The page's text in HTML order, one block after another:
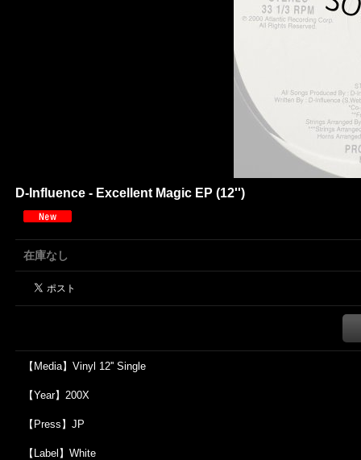
D-Influence - Excellent Magic EP (12'')
在庫なし
【Media】Vinyl 12'' Single
【Year】200X
【Press】JP
【Label】White